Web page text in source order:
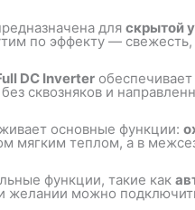
для скрытой
по эффекту —
DC Inverter
сквозняков и
основные функции:
мягким теплом, а в
функции, такие как
желании можно